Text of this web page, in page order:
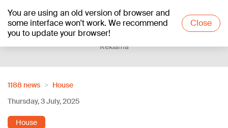
You are using an old version of browser and
some interface won't work. We recommend
you to update your browser!
Close
+21°C
Reklāma
1188 news
House
Thursday, 3 July, 2025
House